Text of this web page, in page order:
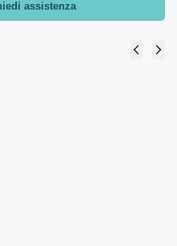
assistenza